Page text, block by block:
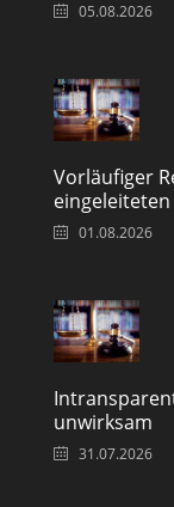
05.08.2026
Vorläufiger
01.08.2026
unwirksam
31.07.2026